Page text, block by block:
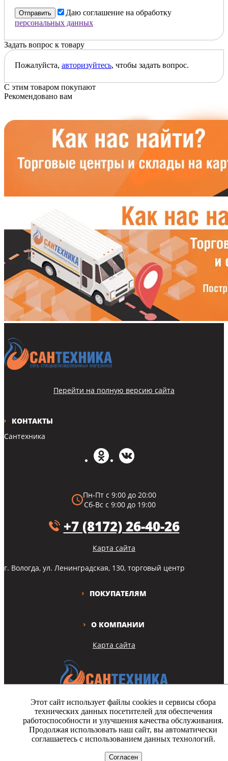
Отправить
Даю соглашение на обработку
персональных данных
Задать вопрос к товару
Пожалуйста, авторизуйтесь, чтобы задать вопрос.
С этим товаром покупают
Рекомендовано вам
Copyright © Все права защищены
На этом сайте используются файлы cookie. Продолжая просмотр
сайта, вы разрешаете их использование.
Карта сайта
О КОМПАНИИ
ПОКУПАТЕЛЯМ
КОНТАКТЫ
Сантехника
Пн-Пт с 9:00 до 20:00
Сб-Вс с 9:00 до 19:00
+7 (8172) 26-40-26
Карта сайта
г. Вологда, ул. Ленинградская, 130, торговый центр
Перейти на полную версию сайта
Этот сайт использует файлы cookies и сервисы сбора
технических данных посетителей для обеспечения
работоспособности и улучшения качества обслуживания.
Продолжая использовать наш сайт, вы автоматически
соглашаетесь с использованием данных технологий.
Согласен